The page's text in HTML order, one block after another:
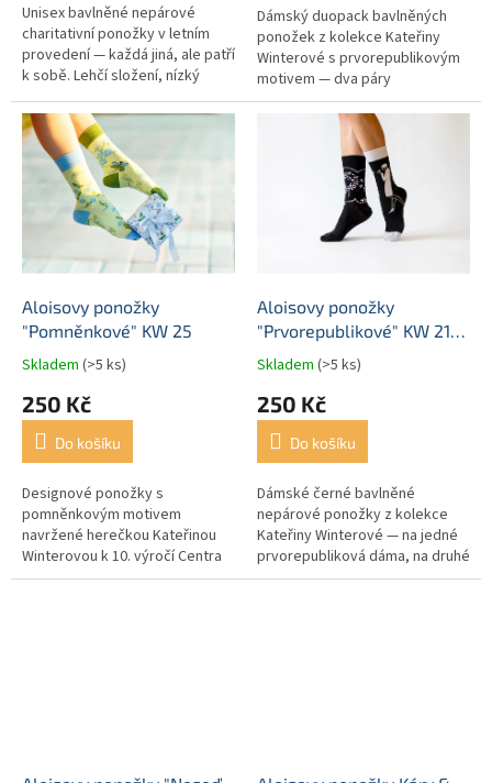
Unisex bavlněné nepárové
charitativní ponožky v letním
provedení — každá jiná, ale patří
k sobě. Lehčí složení, nízký
střih, do každé letní obuvi. Sto
procent výtěžku pomáhá...
Dámský duopack bavlněných
ponožek z kolekce Kateřiny
Winterové s prvorepublikovým
motivem — dva páry
nepárových ponožek v
černobílém provedení v
exkluzivní krabičce. Vyrobeno
Aloisovy ponožky
"Pomněnkové" KW 25
Skladem (>5 ks)
250 Kč
Do košíku
Designové ponožky s
pomněnkovým motivem
navržené herečkou Kateřinou
Winterovou k 10. výročí Centra
Seňorina. "Nezapomeň na
Aloisovy ponožky
"Prvorepublikové" KW 21
černé
Skladem (>5 ks)
250 Kč
Do košíku
Dámské černé bavlněné
nepárové ponožky z kolekce
Kateřiny Winterové — na jedné
prvorepubliková dáma, na druhé
motiv dobového vyšívání.